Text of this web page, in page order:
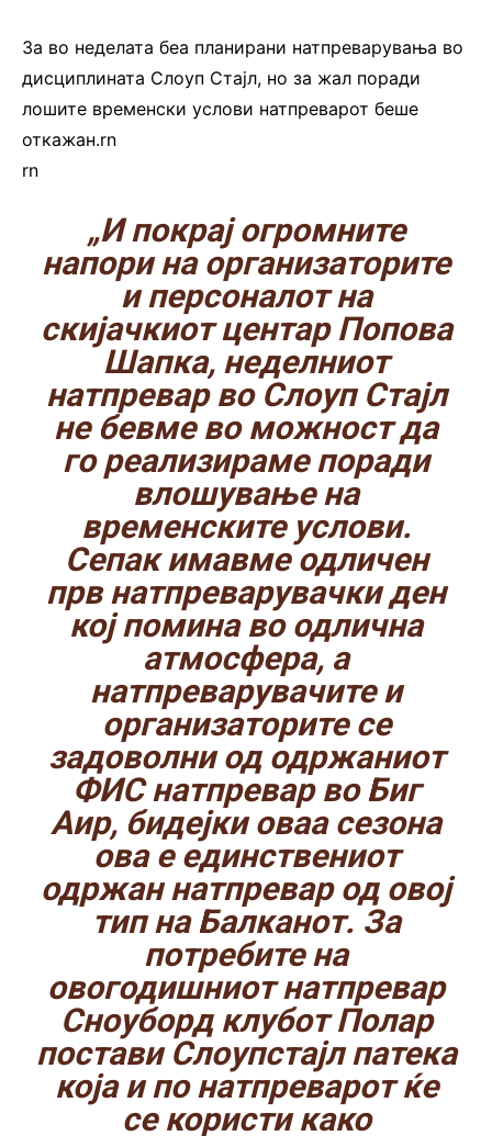
За во неделата беа планирани натпреварувања во
дисциплината Слоуп Стајл, но за жал поради
лошите временски услови натпреварот беше
откажан.rn
rn
„И покрај огромните
напори на организаторите
и персоналот на
скијачкиот центар Попова
Шапка, неделниот
натпревар во Слоуп Стајл
не бевме во можност да
го реализираме поради
влошување на
временските услови.
Сепак имавме одличен
прв натпреварувачки ден
кој помина во одлична
атмосфера, а
натпреварувачите и
организаторите се
задоволни од одржаниот
ФИС натпревар во Биг
Аир, бидејки оваа сезона
ова е единствениот
одржан натпревар од овој
тип на Балканот. За
потребите на
овогодишниот натпревар
Сноуборд клубот Полар
постави Слоупстајл патека
која и по натпреварот ќе
се користи како